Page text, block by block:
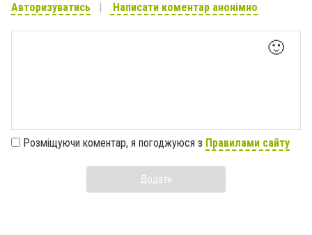
Авторизуватись Написати коментар анонімно
🙂
Розміщуючи коментар, я погоджуюся з Правилами сайту
Додати